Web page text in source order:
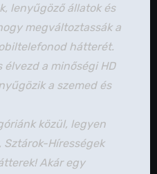
lenyűgöző állatok és
megváltoztassák a
hátterét.
élvezd a minőségi HD
a szemed és
közül, legyen
Sztárok-Hírességek
Akár egy